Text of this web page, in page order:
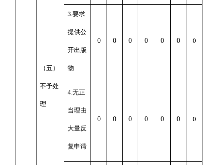
（五）
不予处
理
3.要求
提供公
开出版
物
0 0 0 0 0 0 0
4.无正
当理由
大量反
复申请
0 0 0 0 0 0 0